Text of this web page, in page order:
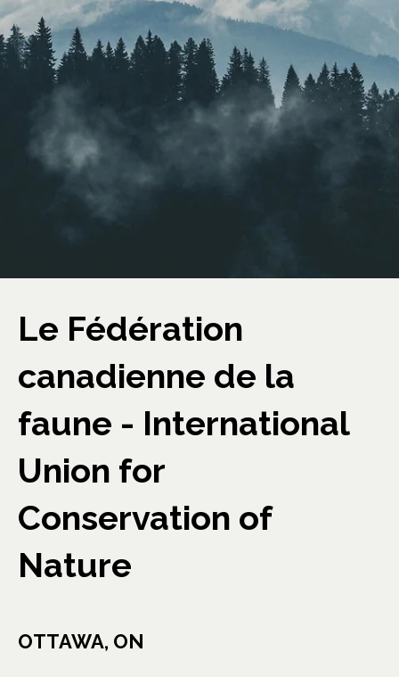
Le Fédération
canadienne de la
faune - International
Union for
Conservation of
Nature
OTTAWA, ON